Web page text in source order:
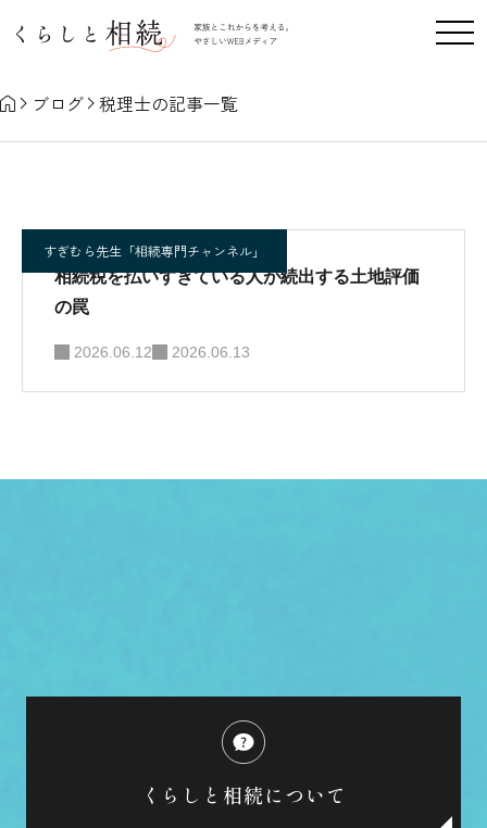
税理士
ブログ 税理士の記事一覧
すぎむら先生「相続専門チャンネル」
相続税を払いすぎている人が続出する土地評価
の罠
2026.06.12 2026.06.13
くらしと相続について